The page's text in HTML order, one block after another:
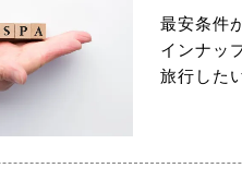
最安条件
インナッ
旅行した